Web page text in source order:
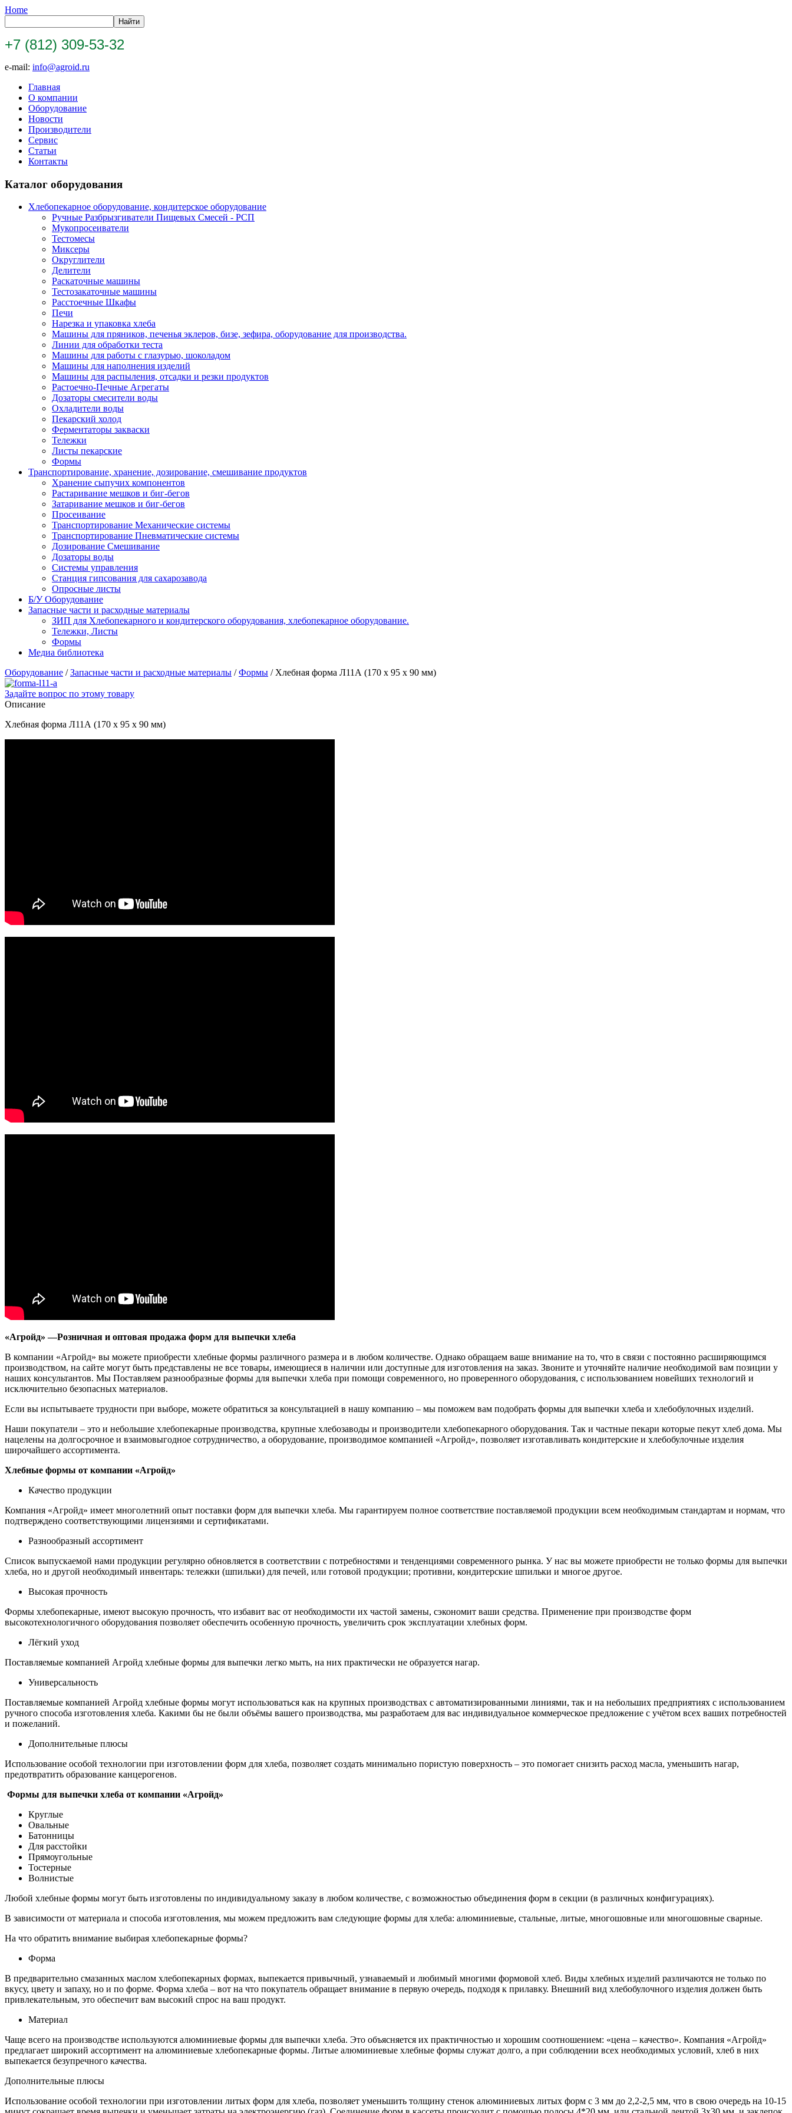
Home
+7 (812) 309-53-32
e-mail: info@agroid.ru
Главная
О компании
Оборудование
Новости
Производители
Сервис
Статьи
Контакты
Каталог оборудования
Хлебопекарное оборудование, кондитерское оборудование
Ручные Разбрызгиватели Пищевых Смесей - РСП
Мукопросеиватели
Тестомесы
Миксеры
Округлители
Делители
Раскаточные машины
Тестозакаточные машины
Расстоечные Шкафы
Печи
Нарезка и упаковка хлеба
Машины для пряников, печенья эклеров, бизе, зефира, оборудование для производства.
Линии для обработки теста
Машины для работы с глазурью, шоколадом
Машины для наполнения изделий
Машины для распыления, отсадки и резки продуктов
Растоечно-Печные Агрегаты
Дозаторы смесители воды
Охладители воды
Пекарский холод
Ферментаторы закваски
Тележки
Листы пекарские
Формы
Транспортирование, хранение, дозирование, смешивание продуктов
Хранение сыпучих компонентов
Растаривание мешков и биг-бегов
Затаривание мешков и биг-бегов
Просеивание
Транспортирование Механические системы
Транспортирование Пневматические системы
Дозирование Смешивание
Дозаторы воды
Системы управления
Станция гипсования для сахарозавода
Опросные листы
Б/У Оборудование
Запасные части и расходные материалы
ЗИП для Хлебопекарного и кондитерского оборудования, хлебопекарное оборудование.
Тележки, Листы
Формы
Медиа библиотека
Оборудование /Запасные части и расходные материалы /Формы /Хлебная форма Л11А (170 х 95 х 90 мм)
Задайте вопрос по этому товару
Описание
Хлебная форма Л11А (170 х 95 х 90 мм)
«Агройд» —Розничная и оптовая продажа форм для выпечки хлеба
В компании «Агройд» вы можете приобрести хлебные формы различного размера и в любом количестве. Однако обращаем ваше внимание на то, что в связи с постоянно расширяющимся
производством, на сайте могут быть представлены не все товары, имеющиеся в наличии или доступные для изготовления на заказ. Звоните и уточняйте наличие необходимой вам позиции у
наших консультантов. Мы Поставляем разнообразные формы для выпечки хлеба при помощи современного, но проверенного оборудования, с использованием новейших технологий и
исключительно безопасных материалов.
Если вы испытываете трудности при выборе, можете обратиться за консультацией в нашу компанию – мы поможем вам подобрать формы для выпечки хлеба и хлебобулочных изделий.
Наши покупатели – это и небольшие хлебопекарные производства, крупные хлебозаводы и производители хлебопекарного оборудования. Так и частные пекари которые пекут хлеб дома. Мы
нацелены на долгосрочное и взаимовыгодное сотрудничество, а оборудование, производимое компанией «Агройд», позволяет изготавливать кондитерские и хлебобулочные изделия
широчайшего ассортимента.
Хлебные формы от компании «Агройд»
Качество продукции
Компания «Агройд» имеет многолетний опыт поставки форм для выпечки хлеба. Мы гарантируем полное соответствие поставляемой продукции всем необходимым стандартам и нормам, что
подтверждено соответствующими лицензиями и сертификатами.
Разнообразный ассортимент
Список выпускаемой нами продукции регулярно обновляется в соответствии с потребностями и тенденциями современного рынка. У нас вы можете приобрести не только формы для выпечки
хлеба, но и другой необходимый инвентарь: тележки (шпильки) для печей, или готовой продукции; противни, кондитерские шпильки и многое другое.
Высокая прочность
Формы хлебопекарные, имеют высокую прочность, что избавит вас от необходимости их частой замены, сэкономит ваши средства. Применение при производстве форм
высокотехнологичного оборудования позволяет обеспечить особенную прочность, увеличить срок эксплуатации хлебных форм.
Лёгкий уход
Поставляемые компанией Агройд хлебные формы для выпечки легко мыть, на них практически не образуется нагар.
Универсальность
Поставляемые компанией Агройд хлебные формы могут использоваться как на крупных производствах с автоматизированными линиями, так и на небольших предприятиях с использованием
ручного способа изготовления хлеба. Какими бы не были объёмы вашего производства, мы разработаем для вас индивидуальное коммерческое предложение с учётом всех ваших потребностей
и пожеланий.
Дополнительные плюсы
Использование особой технологии при изготовлении форм для хлеба, позволяет создать минимально пористую поверхность – это помогает снизить расход масла, уменьшить нагар,
предотвратить образование канцерогенов.
Формы для выпечки хлеба от компании «Агройд»
Круглые
Овальные
Батонницы
Для расстойки
Прямоугольные
Тостерные
Волнистые
Любой хлебные формы могут быть изготовлены по индивидуальному заказу в любом количестве, с возможностью объединения форм в секции (в различных конфигурациях).
В зависимости от материала и способа изготовления, мы можем предложить вам следующие формы для хлеба: алюминиевые, стальные, литые, многошовные или многошовные сварные.
На что обратить внимание выбирая хлебопекарные формы?
Форма
В предварительно смазанных маслом хлебопекарных формах, выпекается привычный, узнаваемый и любимый многими формовой хлеб. Виды хлебных изделий различаются не только по
вкусу, цвету и запаху, но и по форме. Форма хлеба – вот на что покупатель обращает внимание в первую очередь, подходя к прилавку. Внешний вид хлебобулочного изделия должен быть
привлекательным, это обеспечит вам высокий спрос на ваш продукт.
Материал
Чаще всего на производстве используются алюминиевые формы для выпечки хлеба. Это объясняется их практичностью и хорошим соотношением: «цена – качество». Компания «Агройд»
предлагает широкий ассортимент на алюминиевые хлебопекарные формы. Литые алюминиевые хлебные формы служат долго, а при соблюдении всех необходимых условий, хлеб в них
выпекается безупречного качества.
Дополнительные плюсы
Использование особой технологии при изготовлении литых форм для хлеба, позволяет уменьшить толщину стенок алюминиевых литых форм с 3 мм до 2,2-2,5 мм, что в свою очередь на 10-15